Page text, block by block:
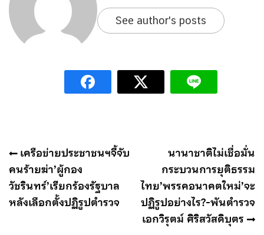
See author's posts
แนะแนว
เรื่อง
เครือข่ายประชาชนฯจี้จับ
คนร้ายฆ่า’ผู้กอง
วัชรินทร์’เรียกร้องรัฐบาล
หลังเลือกตั้งปฏิรูปตำรวจ
นานาชาติไม่เชื่อมั่น
กระบวนการยุติธรรม
ไทย’พรรคอนาคตใหม่’จะ
ปฏิรูปอย่างไร?-พันตำรวจ
เอกวิรุตม์ ศิริสวัสดิบุตร